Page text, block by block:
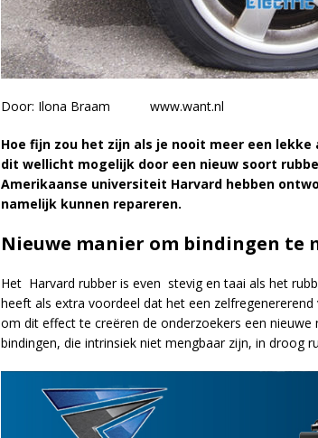
Door: Ilona Braam www.want.nl
Hoe fijn zou het zijn als je nooit meer een
dit wellicht mogelijk door een nieuw soort
Amerikaanse universiteit Harvard hebben
namelijk kunnen repareren.
Nieuwe manier om bindingen te
Het Harvard rubber is even stevig en taai als het
heeft als extra voordeel dat het een
om dit effect te creëren de onderzoekers een
bindingen, die intrinsiek niet mengbaar zijn, in droog